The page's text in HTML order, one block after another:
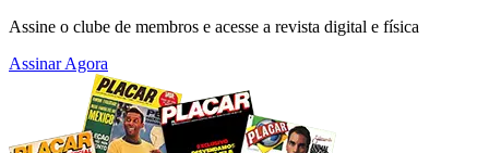
Assine o clube de membros e acesse a revista digital e física
Assinar Agora